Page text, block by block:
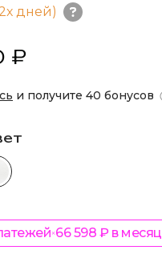
дней)
₽
и получите 40 бонусов
66 598 ₽ в месяц